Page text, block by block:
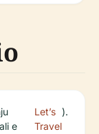
e
Let’s
Travel
).